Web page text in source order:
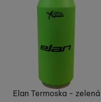
Elan Termoska - zelená